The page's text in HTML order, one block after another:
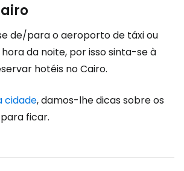
de/para o aeroporto de táxi ou
da noite, por isso sinta-se à
hotéis no Cairo.
cidade, damos-lhe dicas sobre os
ficar.